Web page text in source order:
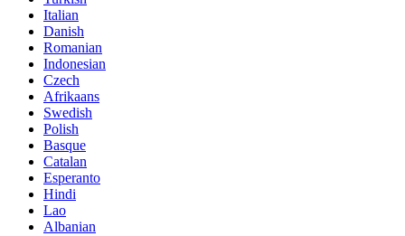
Italian
Danish
Romanian
Indonesian
Czech
Afrikaans
Swedish
Polish
Basque
Catalan
Esperanto
Hindi
Lao
Albanian